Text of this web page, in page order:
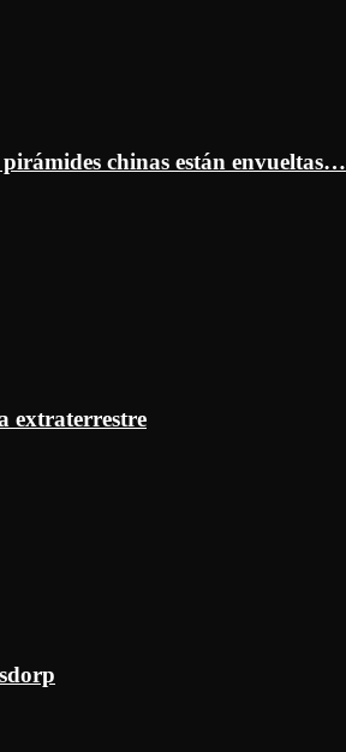
chinas están envueltas…
extraterrestre